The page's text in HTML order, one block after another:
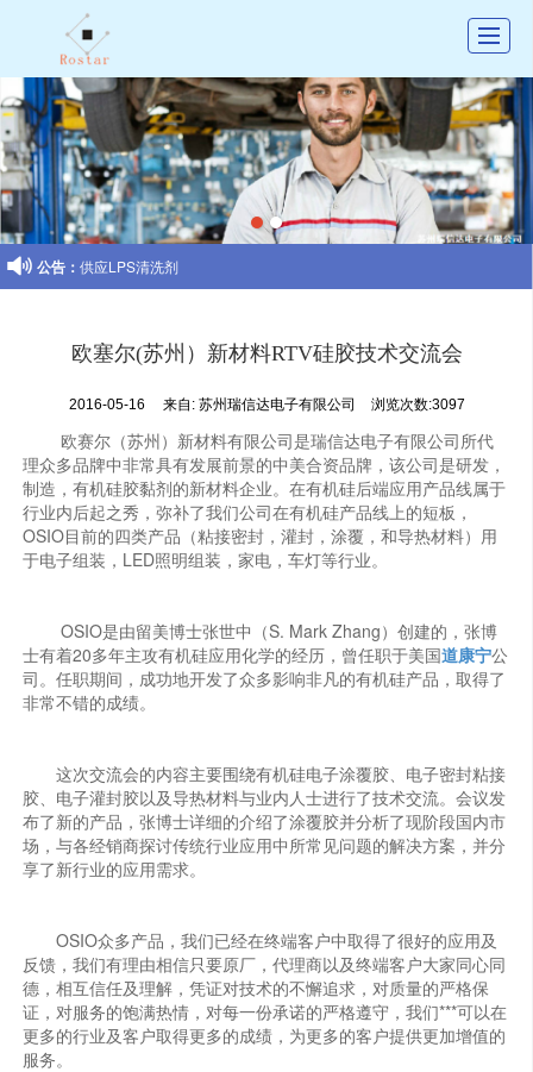
首页
公司介绍
产品展示
新闻动态
图库展示
 公告： 供应LPS清洗剂
欧塞尔(苏州）新材料RTV硅胶技术交流会
2016-05-16 来自: 苏州瑞信达电子有限公司 浏览次数:3097
欧赛尔（苏州）新材料有限公司是瑞信达电子有限公司所代
理众多品牌中非常具有发展前景的中美合资品牌，该公司是研发，
制造，有机硅胶黏剂的新材料企业。在有机硅后端应用产品线属于
行业内后起之秀，弥补了我们公司在有机硅产品线上的短板，
OSIO目前的四类产品（粘接密封，灌封，涂覆，和导热材料）用
于电子组装，LED照明组装，家电，车灯等行业。
OSIO是由留美博士张世中（S. Mark Zhang）创建的，张博
士有着20多年主攻有机硅应用化学的经历，曾任职于美国道康宁公
司。任职期间，成功地开发了众多影响非凡的有机硅产品，取得了
非常不错的成绩。
这次交流会的内容主要围绕有机硅电子涂覆胶、电子密封粘接
胶、电子灌封胶以及导热材料与业内人士进行了技术交流。会议发
布了新的产品，张博士详细的介绍了涂覆胶并分析了现阶段国内市
场，与各经销商探讨传统行业应用中所常见问题的解决方案，并分
享了新行业的应用需求。
OSIO众多产品，我们已经在终端客户中取得了很好的应用及
反馈，我们有理由相信只要原厂，代理商以及终端客户大家同心同
德，相互信任及理解，凭证对技术的不懈追求，对质量的严格保
证，对服务的饱满热情，对每一份承诺的严格遵守，我们***可以在
更多的行业及客户取得更多的成绩，为更多的客户提供更加增值的
服务。